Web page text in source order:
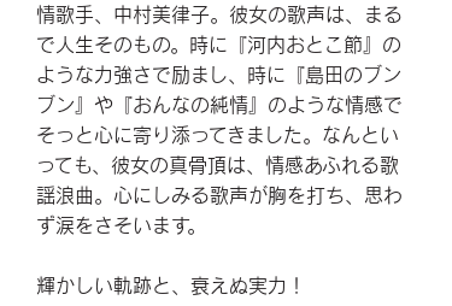
情歌手、中村美律子。彼女の歌声は、まる
で人生そのもの。時に『河内おとこ節』の
ような力強さで励まし、時に『島田のブン
ブン』や『おんなの純情』のような情感で
そっと心に寄り添ってきました。なんとい
っても、彼女の真骨頂は、情感あふれる歌
謡浪曲。心にしみる歌声が胸を打ち、思わ
ず涙をさそいます。
輝かしい軌跡と、衰えぬ実力！